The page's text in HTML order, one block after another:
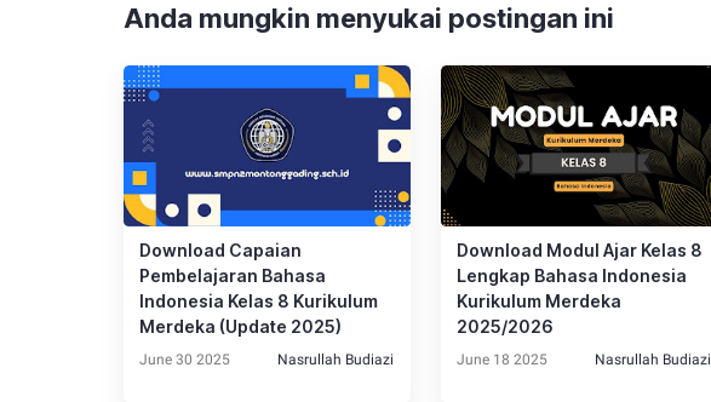
Anda mungkin menyukai postingan ini
Download Capaian
Pembelajaran Bahasa
Indonesia Kelas 8 Kurikulum
Merdeka (Update 2025)
June 30 2025 Nasrullah Budiazi
Download Modul Ajar Kelas 8
Lengkap Bahasa Indonesia
Kurikulum Merdeka
2025/2026
June 18 2025 Nasrullah Budiazi